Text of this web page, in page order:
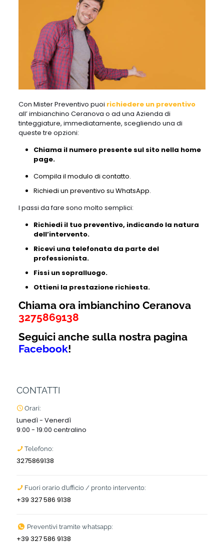
Con Mister Preventivo puoi richiedere un preventivo
all’ imbianchino Ceranova o ad una Azienda di
tinteggiature, immediatamente, scegliendo una di
queste tre opzioni:
Chiama il numero presente sul sito nella home
page.
Compila il modulo di contatto.
Richiedi un preventivo su WhatsApp.
I passi da fare sono molto semplici:
Richiedi il tuo preventivo, indicando la natura
dell’intervento.
Ricevi una telefonata da parte del
professionista.
Fissi un sopralluogo.
Ottieni la prestazione richiesta.
Chiama ora imbianchino Ceranova
3275869138
Seguici anche sulla nostra pagina
Facebook!
CONTATTI
Orari:
Lunedì - Venerdì
9:00 - 19:00 centralino
Telefono:
3275869138
Fuori orario d’ufficio / pronto intervento:
+39 327 586 9138
Preventivi tramite whatsapp:
+39 327 586 9138